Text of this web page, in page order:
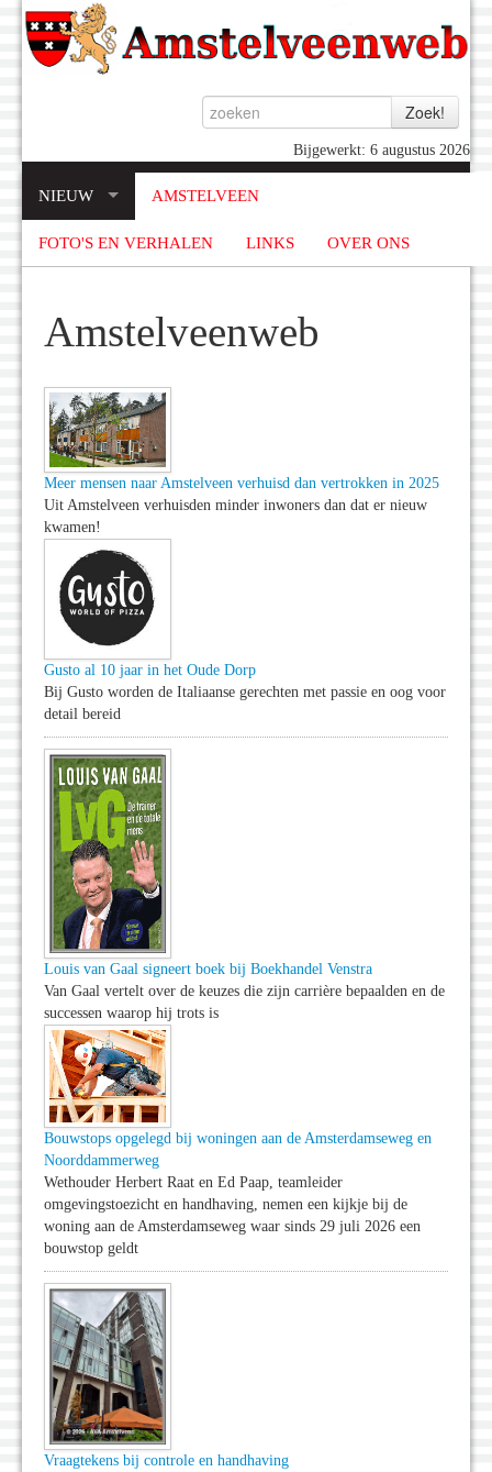
Bijgewerkt: 6 augustus 2026
NIEUW AMSTELVEEN
FOTO'S EN VERHALEN LINKS OVER ONS
Amstelveenweb
Meer mensen naar Amstelveen verhuisd dan vertrokken in 2025
Uit Amstelveen verhuisden minder inwoners dan dat er nieuw
kwamen!
Gusto al 10 jaar in het Oude Dorp
Bij Gusto worden de Italiaanse gerechten met passie en oog voor
detail bereid
Louis van Gaal signeert boek bij Boekhandel Venstra
Van Gaal vertelt over de keuzes die zijn carrière bepaalden en de
successen waarop hij trots is
Bouwstops opgelegd bij woningen aan de Amsterdamseweg en
Noorddammerweg
Wethouder Herbert Raat en Ed Paap, teamleider
omgevingstoezicht en handhaving, nemen een kijkje bij de
woning aan de Amsterdamseweg waar sinds 29 juli 2026 een
bouwstop geldt
Vraagtekens bij controle en handhaving